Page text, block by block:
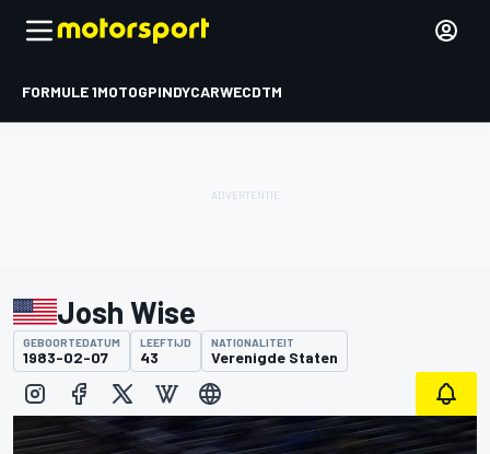
FORMULE 1MOTOGPINDYCARWECDTM
Josh Wise
GEBOORTEDATUM
1983-02-07
LEEFTIJD
43
NATIONALITEIT
Verenigde Staten